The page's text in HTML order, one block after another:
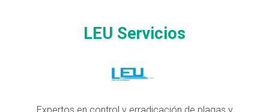
LEU Servicios
Expertos en control y erradicación de plagas y